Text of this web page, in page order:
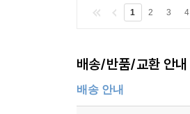
1 2 3 4
배송/반품/교환 안내
배송 안내